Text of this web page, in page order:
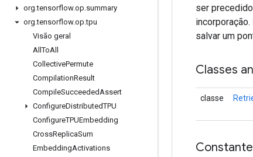
org.tensorflow.op.summary
org.tensorflow.op.tpu
Visão geral
AllToAll
CollectivePermute
CompilationResult
CompileSucceededAssert
ConfigureDistributedTPU
ConfigureTPUEmbedding
CrossReplicaSum
EmbeddingActivations
ser
salvar um
Classes
classe